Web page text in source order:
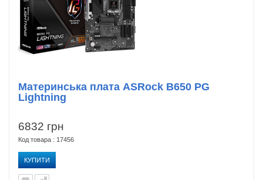
6832 грн
Код товара : 17456
КУПИТИ
Материнська плата ASRock B650 PG
Lightning